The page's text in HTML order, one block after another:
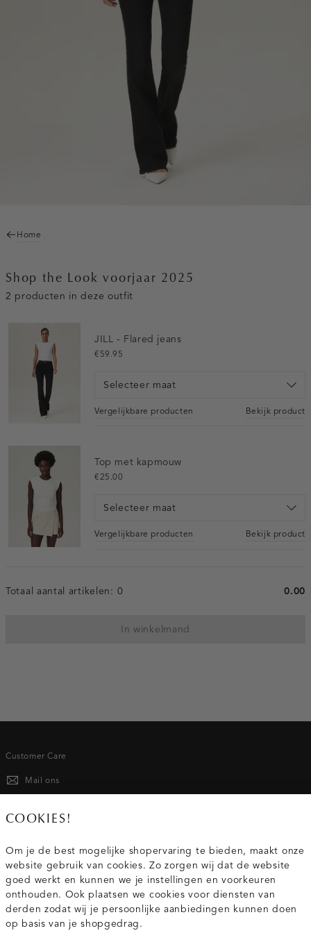
Home
Shop the Look voorjaar 2025
2 producten in deze outfit
JILL - Flared jeans
€59.95
Selecteer maat
Vergelijkbare producten Bekijk product
Top met kapmouw
€25.00
Selecteer maat
Vergelijkbare producten Bekijk product
Totaal aantal artikelen: 0 0.00
In winkelmand
Customer Care
Mail ons
Service
Wij zijn Costes
COOKIES!
Om je de best mogelijke shopervaring te bieden, maakt onze
website gebruik van cookies. Zo zorgen wij dat de website
goed werkt en kunnen we je instellingen en voorkeuren
onthouden. Ook plaatsen we cookies voor diensten van
derden zodat wij je persoonlijke aanbiedingen kunnen doen
op basis van je shopgedrag.